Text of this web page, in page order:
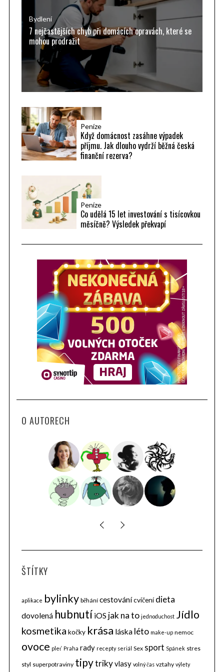
:
Bydlení
7 nejčastějších chyb při domácích opravách, které se
mohou prodražit
Peníze
Když domácnost zasáhne výpadek
příjmu. Jak dlouho vydrží běžná česká
finanční rezerva?
Peníze
Co udělá 15 let investování s tisícovkou
měsíčně? Výsledek překvapí
O AUTORECH
ŠTÍTKY
aplikace bylinky běhání cestovánícvičení dieta
dovolená hubnutí iOS jak na to jednoduchost Jídlo
kosmetika kočky krása láska léto make-up nemoc
ovoce pleť Praha rady recepty seriál Sex sport Spánek stres
styl superpotraviny tipytrikyvlasy volný čas vztahy výlety